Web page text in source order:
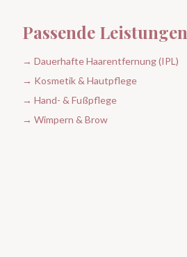
Passende Leistungen
→ Dauerhafte Haarentfernung (IPL)
→ Kosmetik & Hautpflege
→ Hand- & Fußpflege
→ Wimpern & Brow